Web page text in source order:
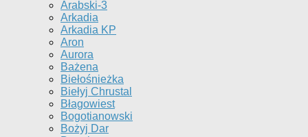
Arabski-3
Arkadia
Arkadia KP
Aron
Aurora
Bażena
Biełośnieżka
Biełyj Chrustal
Błagowiest
Bogotianowski
Bożyj Dar